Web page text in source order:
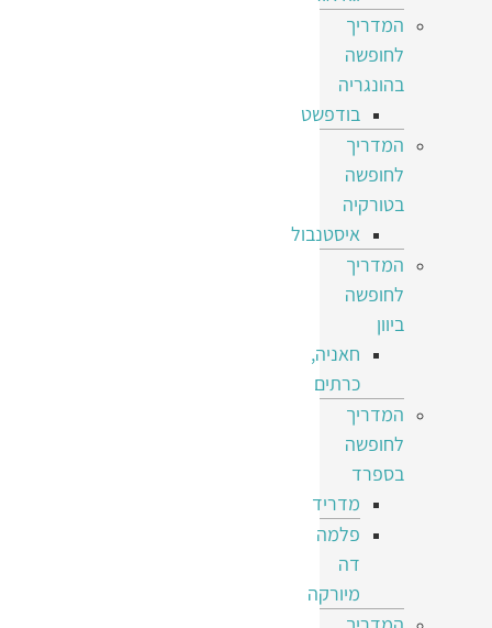
המדריך
לחופשה
בהונגריה
בודפשט
המדריך
לחופשה
בטורקיה
איסטנבול
המדריך
לחופשה
ביוון
חאניה,
כרתים
המדריך
לחופשה
בספרד
מדריד
פלמה
דה
מיורקה